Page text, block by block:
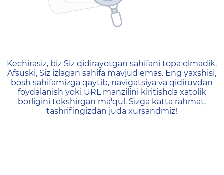
404 — Страница не
Kechirasiz, biz Siz qidirayotgan sahifani topa olmadik.
Afsuski, Siz izlagan sahifa mavjud emas. Eng yaxshisi,
bosh sahifamizga qaytib, navigatsiya va qidiruvdan
foydalanish yoki URL manzilini kiritishda xatolik
borligini tekshirgan ma'qul. Sizga katta rahmat,
tashrifingizdan juda xursandmiz!